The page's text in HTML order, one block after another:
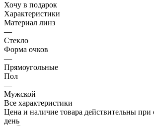
Хочу в подарок
Характеристики
Материал линз
—
Стекло
Форма очков
—
Прямоугольные
Пол
—
Мужской
Все характеристики
Цена и наличие товара действительны при
день